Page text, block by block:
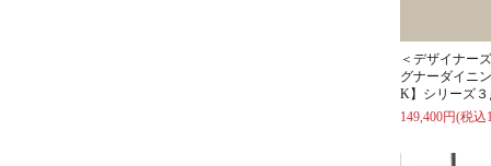
＜デザイナー
グナーダイニ
K】シリーズ
149,400円(税込